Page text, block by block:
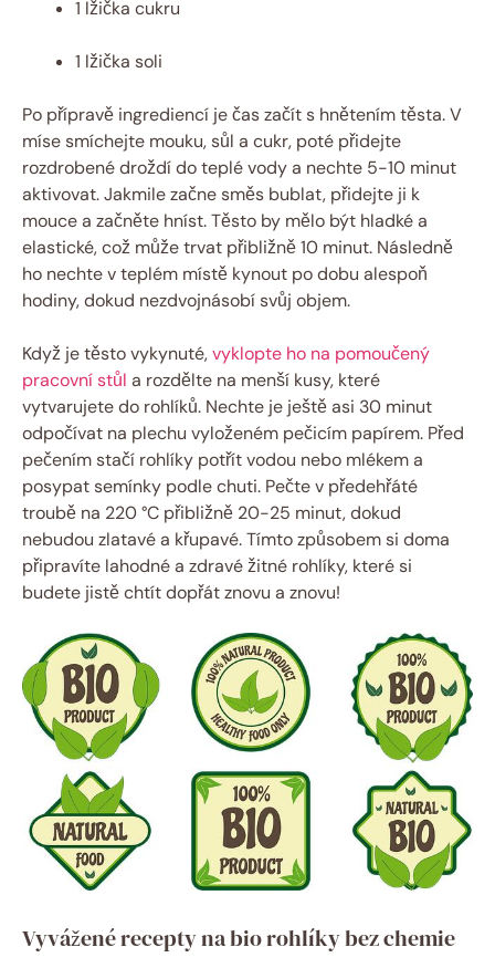
1 lžička cukru
1 lžička soli
Po přípravě ingrediencí je čas začít s hnětením těsta. V
míse smíchejte mouku, sůl a cukr, poté přidejte
rozdrobené droždí do teplé vody a nechte 5-10 minut
aktivovat. Jakmile začne směs bublat, přidejte ji k
mouce a začněte hníst. Těsto by mělo být hladké a
elastické, což může trvat přibližně 10 minut. Následně
ho nechte v teplém místě kynout po dobu alespoň
hodiny, dokud nezdvojnásobí svůj objem.
Když je těsto vykynuté,vyklopte ho na pomoučený
pracovní stůl a rozdělte na menší kusy, které
vytvarujete do rohlíků. Nechte je ještě asi 30 minut
odpočívat na plechu vyloženém pečicím papírem. Před
pečením stačí rohlíky potřít vodou nebo mlékem a
posypat semínky podle chuti. Pečte v předehřáté
troubě na 220 °C přibližně 20-25 minut, dokud
nebudou zlatavé a křupavé. Tímto způsobem si doma
připravíte lahodné a zdravé žitné rohlíky, které si
budete jistě chtít dopřát znovu a znovu!
Vyvážené recepty na bio rohlíky bez chemie